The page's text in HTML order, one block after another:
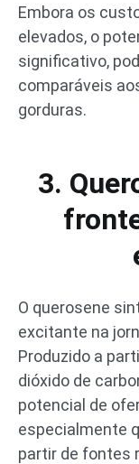
Embora os
elevados, o
significativo,
comparáveis
gorduras.
3.
O querosene
excitante na
Produzido a
dióxido de
potencial de
especialmente
partir de fontes